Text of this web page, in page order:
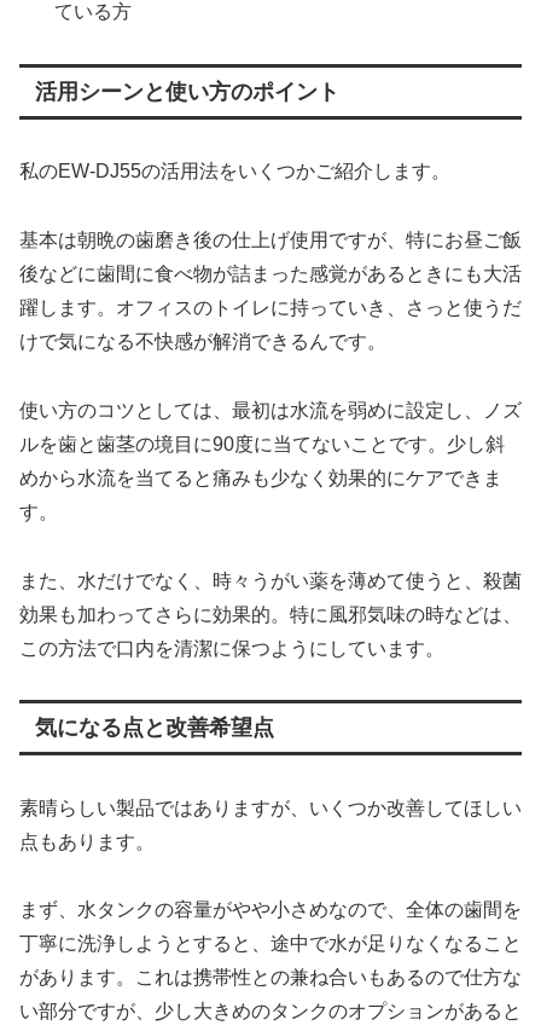
ている方
活用シーンと使い方のポイント
私のEW-DJ55の活用法をいくつかご紹介します。
基本は朝晩の歯磨き後の仕上げ使用ですが、特にお昼ご飯
後などに歯間に食べ物が詰まった感覚があるときにも大活
躍します。オフィスのトイレに持っていき、さっと使うだ
けで気になる不快感が解消できるんです。
使い方のコツとしては、最初は水流を弱めに設定し、ノズ
ルを歯と歯茎の境目に90度に当てないことです。少し斜
めから水流を当てると痛みも少なく効果的にケアできま
す。
また、水だけでなく、時々うがい薬を薄めて使うと、殺菌
効果も加わってさらに効果的。特に風邪気味の時などは、
この方法で口内を清潔に保つようにしています。
気になる点と改善希望点
素晴らしい製品ではありますが、いくつか改善してほしい
点もあります。
まず、水タンクの容量がやや小さめなので、全体の歯間を
丁寧に洗浄しようとすると、途中で水が足りなくなること
があります。これは携帯性との兼ね合いもあるので仕方な
い部分ですが、少し大きめのタンクのオプションがあると